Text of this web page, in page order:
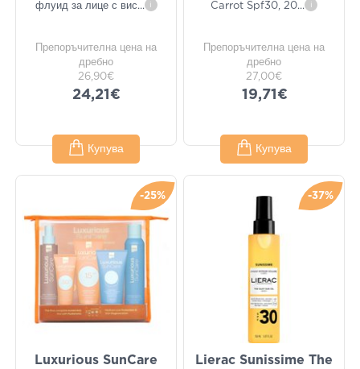
флуид за лице с вис... i
Препоръчителна цена на
дребно
26,90€
24,21€
Купува
Carrot Spf30, 20... i
Препоръчителна цена на
дребно
27,00€
19,71€
Купува
-25%
Luxurious SunCare
-37%
Lierac Sunissime The